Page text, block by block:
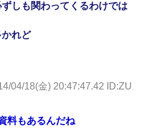
しも関わってくるわけでは
れど
04/18(金) 20:47:47.42 ID:ZU
料もあるんだね